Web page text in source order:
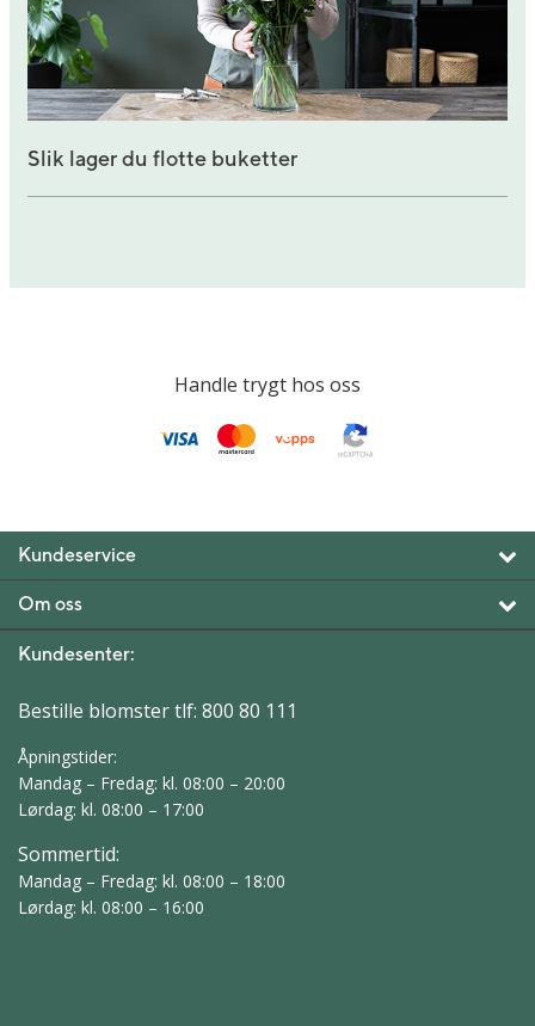
Slik lager du flotte buketter
Handle trygt hos oss
Kundeservice
Om oss
Kundesenter:
Bestille blomster tlf: 800 80 111
Åpningstider:
Mandag – Fredag: kl. 08:00 – 20:00
Lørdag: kl. 08:00 – 17:00
Sommertid:
Mandag – Fredag: kl. 08:00 – 18:00
Lørdag: kl. 08:00 – 16:00